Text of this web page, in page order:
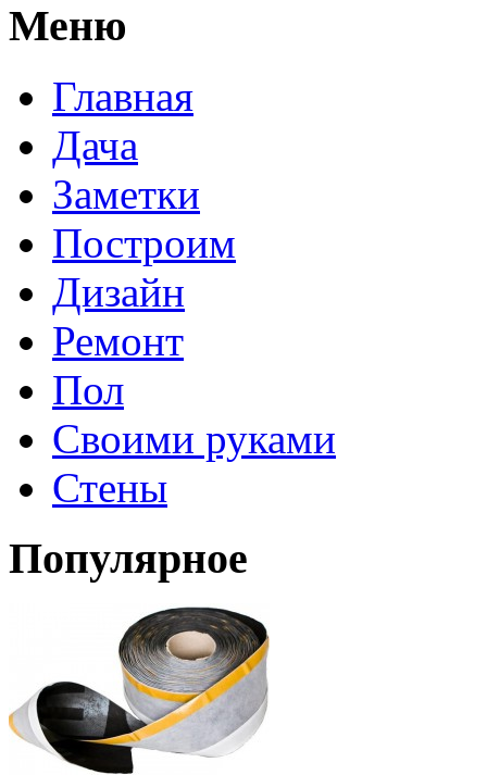
Меню
Главная
Дача
Заметки
Построим
Дизайн
Ремонт
Пол
Своими руками
Стены
Популярное